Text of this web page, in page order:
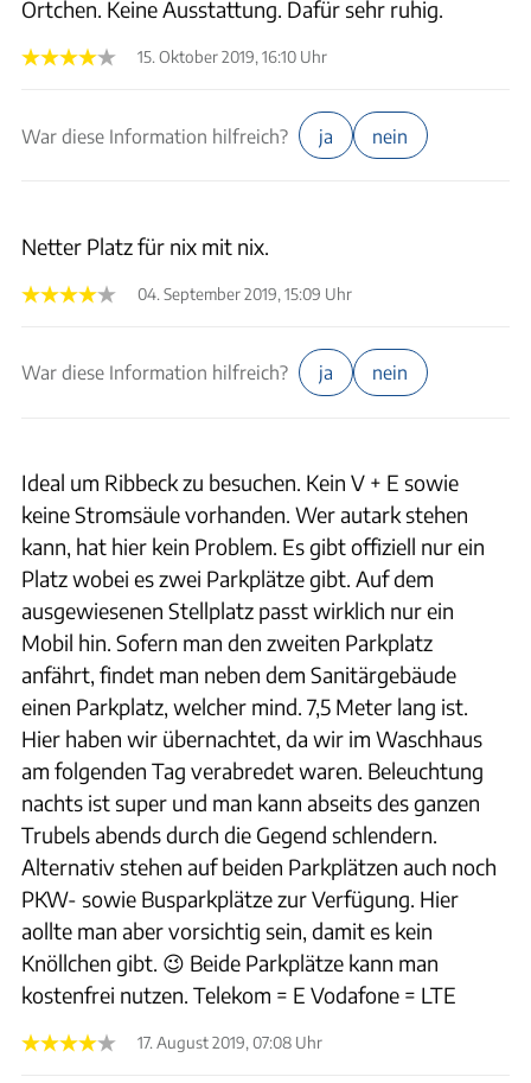
Örtchen. Keine Ausstattung. Dafür sehr ruhig.
15. Oktober 2019, 16:10 Uhr
War diese Information hilfreich? ja nein
Netter Platz für nix mit nix.
04. September 2019, 15:09 Uhr
War diese Information hilfreich? ja nein
Ideal um Ribbeck zu besuchen. Kein V + E sowie
keine Stromsäule vorhanden. Wer autark stehen
kann, hat hier kein Problem. Es gibt offiziell nur ein
Platz wobei es zwei Parkplätze gibt. Auf dem
ausgewiesenen Stellplatz passt wirklich nur ein
Mobil hin. Sofern man den zweiten Parkplatz
anfährt, findet man neben dem Sanitärgebäude
einen Parkplatz, welcher mind. 7,5 Meter lang ist.
Hier haben wir übernachtet, da wir im Waschhaus
am folgenden Tag verabredet waren. Beleuchtung
nachts ist super und man kann abseits des ganzen
Trubels abends durch die Gegend schlendern.
Alternativ stehen auf beiden Parkplätzen auch noch
PKW- sowie Busparkplätze zur Verfügung. Hier
aollte man aber vorsichtig sein, damit es kein
Knöllchen gibt. 😉 Beide Parkplätze kann man
kostenfrei nutzen. Telekom = E Vodafone = LTE
17. August 2019, 07:08 Uhr